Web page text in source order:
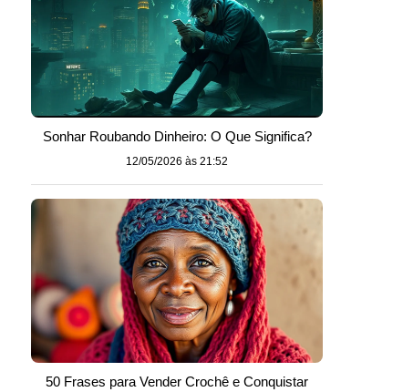
Sonhar Roubando Dinheiro: O Que Significa?
12/05/2026 às 21:52
50 Frases para Vender Crochê e Conquistar